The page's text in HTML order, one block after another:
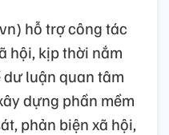
hỗ trợ công tác
hội, kịp thời nắm
luận quan tâm
dựng phần mềm
phản biện xã hội,